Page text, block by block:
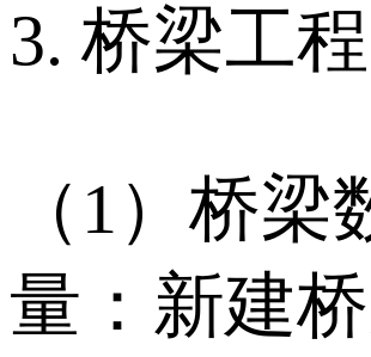
3. 桥梁工程
（1）桥梁
量：新建